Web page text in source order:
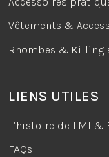
Vêtements &
Rhombes & Killing
LIENS UTILES
L’histoire de LMI &
FAQs